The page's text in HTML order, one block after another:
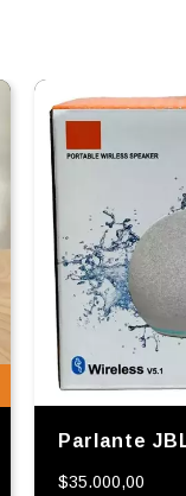
Parlante
$35.000,00